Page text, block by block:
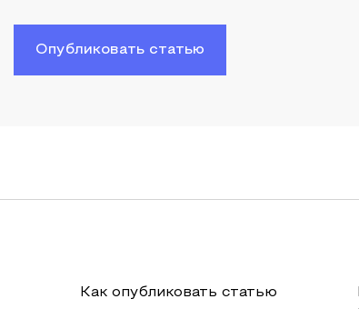
Опубликовать статью
Как опубликовать статью